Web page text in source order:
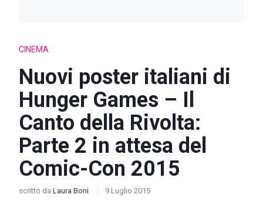
CINEMA
Nuovi poster italiani di
Hunger Games – Il
Canto della Rivolta:
Parte 2 in attesa del
Comic-Con 2015
scritto da Laura Boni 9 Luglio 2015